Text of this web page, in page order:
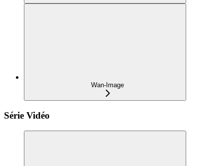
Wan-Image
Série Vidéo